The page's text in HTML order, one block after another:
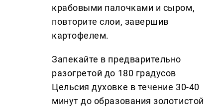
крабовыми палочками и сыром,
повторите слои, завершив
картофелем.
Запекайте в предварительно
разогретой до 180 градусов
Цельсия духовке в течение 30-40
минут до образования золотистой